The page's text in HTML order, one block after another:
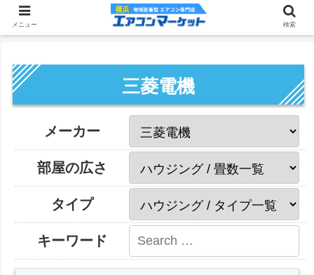
三菱電機
メーカー
部屋の広さ
タイプ
キーワード
メニュー 検索